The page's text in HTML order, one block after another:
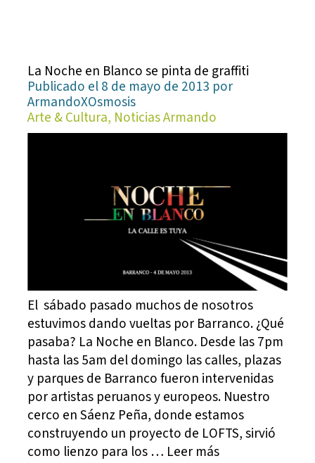
La Noche en Blanco se pinta de graffiti
Publicado el 8 de mayo de 2013 por
ArmandoXOsmosis
Arte & Cultura, Noticias Armando
El sábado pasado muchos de nosotros
estuvimos dando vueltas por Barranco. ¿Qué
pasaba? La Noche en Blanco. Desde las 7pm
hasta las 5am del domingo las calles, plazas
y parques de Barranco fueron intervenidas
por artistas peruanos y europeos. Nuestro
cerco en Sáenz Peña, donde estamos
construyendo un proyecto de LOFTS, sirvió
como lienzo para los … Leer más